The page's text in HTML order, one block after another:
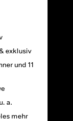
exklusiv
und 11
a.
mehr